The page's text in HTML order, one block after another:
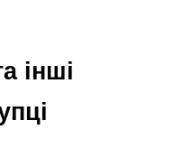
інші